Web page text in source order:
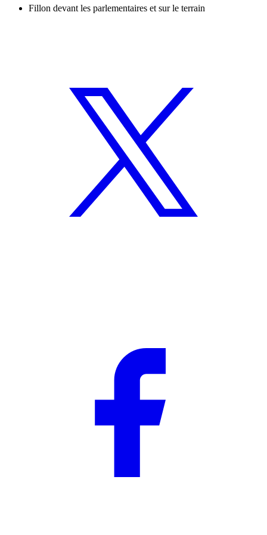
Fillon devant les parlementaires et sur le terrain